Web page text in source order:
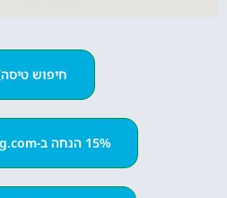
חיפוש טיסה
15% הנחה ב-Booking.com